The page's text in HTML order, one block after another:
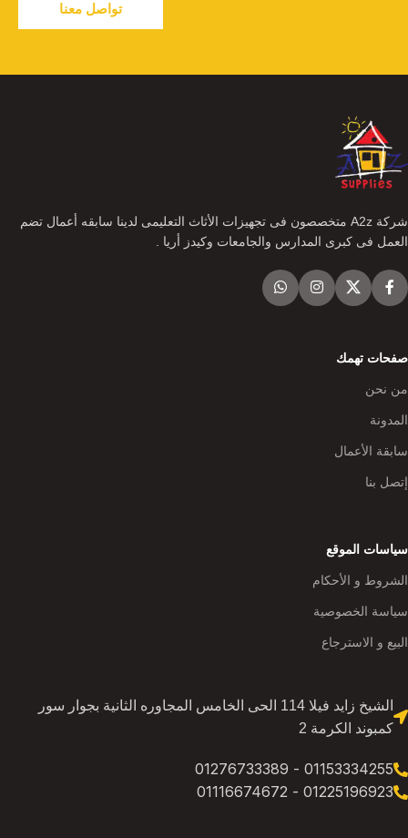
تواصل معنا
شركة A2z متخصصون فى تجهيزات الأثاث التعليمى لدينا سابقه أعمال تضم
العمل فى كبرى المدارس والجامعات وكيدز أريا .
صفحات تهمك
من نحن
المدونة
سابقة الأعمال
إتصل بنا
سياسات الموقع
الشروط و الأحكام
سياسة الخصوصية
البيع و الاسترجاع
الشيخ زايد فيلا 114 الحى الخامس المجاوره الثانية بجوار سور
كمبوند الكرمة 2
01153334255 - 01276733389
01225196923 - 01116674672